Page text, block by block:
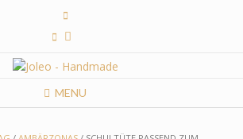
MENU